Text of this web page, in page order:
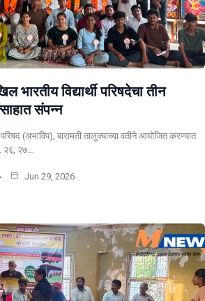
भारतीय विद्यार्थी परिषदेचा तीन
संपन्न
परिषद (अभाविप), बारामती तालुक्याच्या वतीने आयोजित करण्यात
२६, २७…
Jun 29, 2026